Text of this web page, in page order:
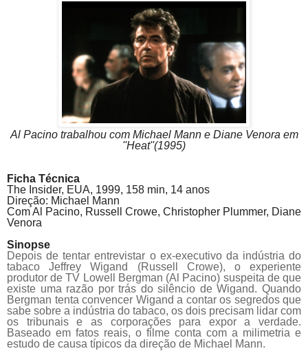
Al Pacino trabalhou com Michael Mann e Diane Venora em
''Heat''(1995)
Ficha Técnica
The Insider, EUA, 1999, 158 min, 14 anos
Direção: Michael Mann
Com Al
Pacino, Russell Crowe, Christopher Plummer, Diane
Venora
Sinopse
Depois de tentar entrevistar o ex-executivo da indústria do
tabaco Jeffrey Wigand (Russell Crowe), o experiente
produtor de TV Lowell Bergman (Al Pacino) suspeita de que
existe uma razão por trás do silêncio de Wigand. Quando
Bergman tenta convencer Wigand a contar os segredos que
sabe sobre a indústria do tabaco, os dois precisam lidar com
os tribunais e as corporações para expor a verdade.
Baseado em fatos reais, o filme conta com a milimetria e
estudo de causa típicos da direção de Michael Mann.